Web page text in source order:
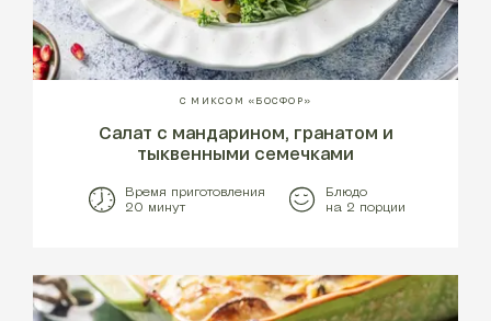
С МИКСОМ «БОСФОР»
Салат c мандарином, гранатом и
тыквенными семечками
Время приготовления
20 минут
Блюдо
на 2 порции